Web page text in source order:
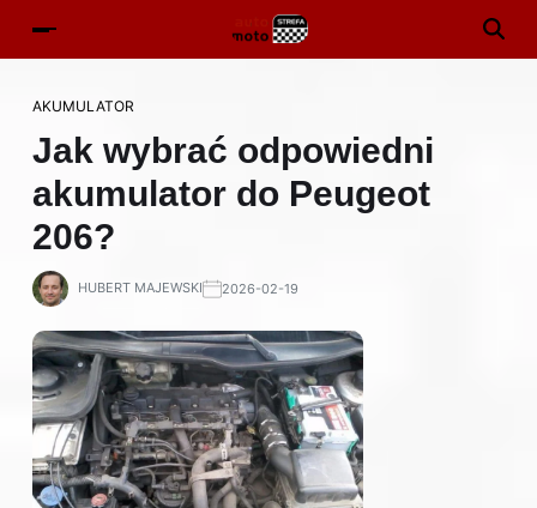
AKUMULATOR
Jak wybrać odpowiedni
akumulator do Peugeot
206?
HUBERT MAJEWSKI 2026-02-19